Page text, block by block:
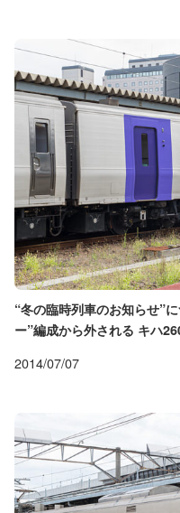
“冬の臨時列車のお知らせ”
ー”編成から外される キハ
2014/07/07